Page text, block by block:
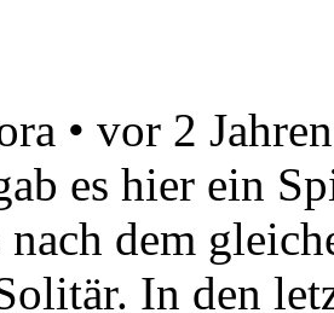
• vor 2 Jahren
es hier ein
nach dem
In den